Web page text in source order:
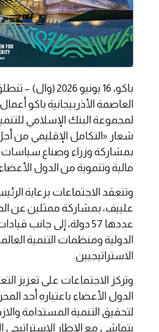
باكو، 16 يونيو 2026
العاصمة الأذربيجانية باكو
شعار «التكامل الإقليمي من
بمشاركة وزراء وصناع
مالية وتنموية من الدول
وتنعقد الاجتماعات برعاية
علييف، بمشاركة ممثلين عن
عددها 57 دولة، إلى جانب
الدولية ومنظمات التنمية
الاستراتيجيين.
وتركز الاجتماعات على تعزيز
الدول الأعضاء باعتباره أحد
لتحقيق التنمية المستدامة
يتماشى مع الإطار الاستراتيجي